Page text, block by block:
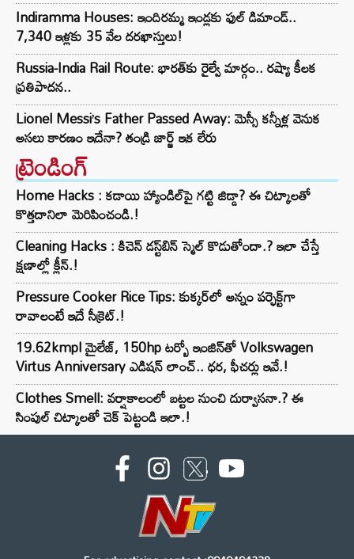
Indiramma Houses: ఇందిరమ్మ ఇండ్లకు ఫుల్ డిమాండ్..
7,340 ఇళ్లకు 35 వేల దరఖాస్తులు!
Russia-India Rail Route: భారత్‌కు రైల్వే మార్గం.. రష్యా కీలక
ప్రతిపాదన..
Lionel Messi’s Father Passed Away: మెస్సీ కన్నీళ్ల వెనుక
అసలు కారణం ఇదేనా? తండ్రి జార్జ్ ఇక లేరు
ట్రెండింగ్‌
Home Hacks : కడాయి హ్యాండిల్‌పై గట్టి జిడ్డా? ఈ చిట్కాలతో
కొత్తదానిలా మెరిపించండి.!
Cleaning Hacks : కిచెన్ డస్ట్‌బిన్ స్మెల్ కొడుతోందా.? ఇలా చేస్తే
క్షణాల్లో క్లీన్.!
Pressure Cooker Rice Tips: కుక్కర్‌లో అన్నం పర్ఫెక్ట్‌గా
రావాలంటే ఇదే సీక్రెట్.!
19.62kmpl మైలేజ్, 150hp టర్బో ఇంజిన్‌తో Volkswagen
Virtus Anniversary ఎడిషన్ లాంచ్.. ధర, ఫీచర్లు ఇవే.!
Clothes Smell: వర్షాకాలంలో బట్టల నుంచి దుర్వాసనా.? ఈ
సింపుల్ చిట్కాలతో చెక్ పెట్టండి ఇలా.!